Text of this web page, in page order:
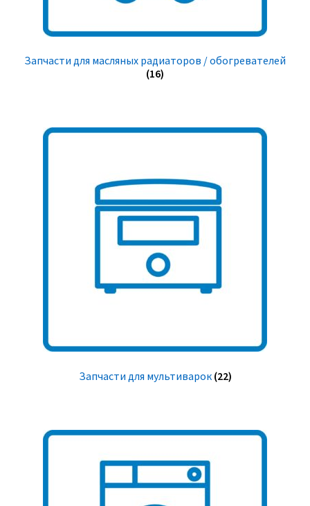
Запчасти для масляных радиаторов / обогревателей
(16)
Запчасти для мультиварок (22)